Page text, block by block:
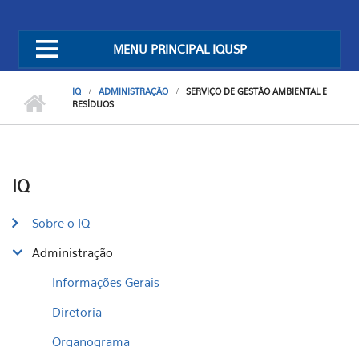
MENU PRINCIPAL IQUSP
IQ ADMINISTRAÇÃO
SERVIÇO DE GESTÃO AMBIENTAL E
RESÍDUOS
IQ
Sobre o IQ
Administração
Informações Gerais
Diretoria
Organograma